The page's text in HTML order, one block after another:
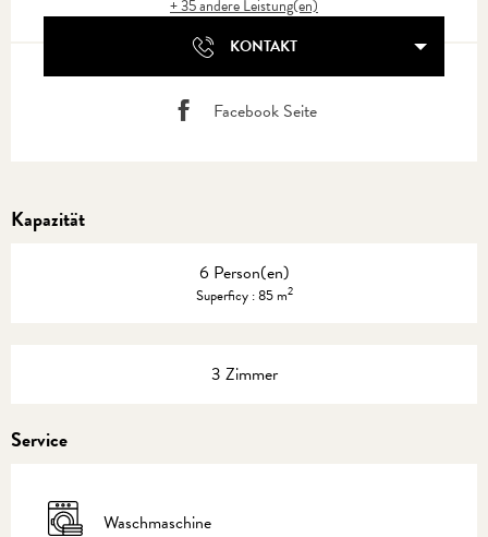
+ 35 andere Leistung(en)
KONTAKT
Facebook Seite
Kapazität
6 Person(en)
Superficy : 85 m2
3 Zimmer
Service
Waschmaschine